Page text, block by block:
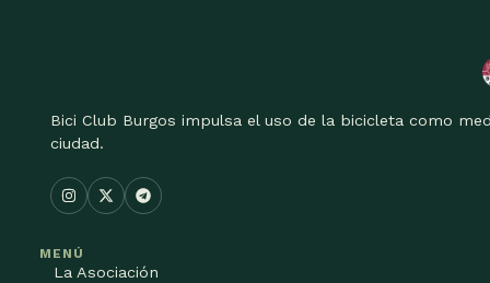
Bici Club Burgos impulsa el uso de la bicicleta como
ciudad.
MENÚ
La Asociación